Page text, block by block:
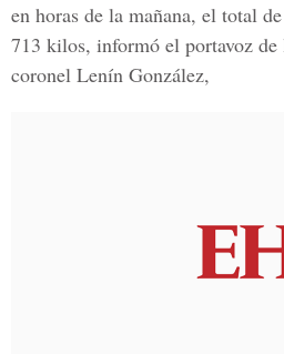
en horas de la mañana, el total
713 kilos, informó el portavoz de
coronel Lenín González,